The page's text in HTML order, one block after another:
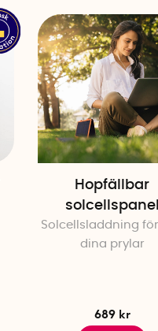
Hopfällbar
solcellspanel
Solcellsladdning
dina prylar
689 kr